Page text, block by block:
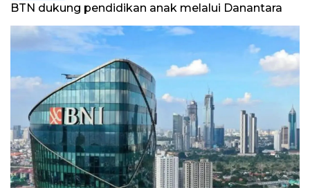
BTN dukung pendidikan anak melalui Danantara